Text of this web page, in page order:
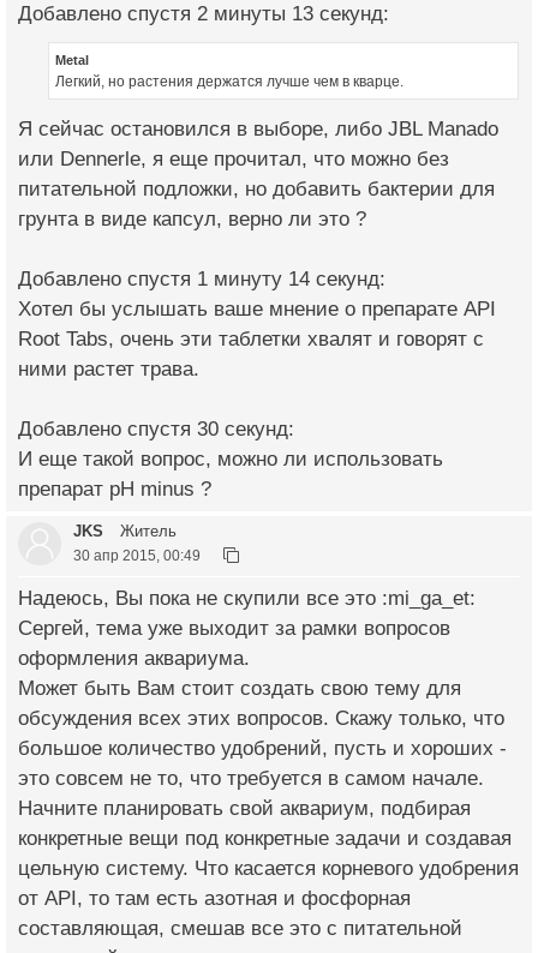
Добавлено спустя 2 минуты 13 секунд:
Metal
Легкий, но растения держатся лучше чем в кварце.
Я сейчас остановился в выборе, либо JBL Manado
или Dennerle, я еще прочитал, что можно без
питательной подложки, но добавить бактерии для
грунта в виде капсул, верно ли это ?
Добавлено спустя 1 минуту 14 секунд:
Хотел бы услышать ваше мнение о препарате API
Root Tabs, очень эти таблетки хвалят и говорят с
ними растет трава.
Добавлено спустя 30 секунд:
И еще такой вопрос, можно ли использовать
препарат pH minus ?
JKS Житель
30 апр 2015, 00:49
Надеюсь, Вы пока не скупили все это :mi_ga_et:
Сергей, тема уже выходит за рамки вопросов
оформления аквариума.
Может быть Вам стоит создать свою тему для
обсуждения всех этих вопросов. Скажу только, что
большое количество удобрений, пусть и хороших -
это совсем не то, что требуется в самом начале.
Начните планировать свой аквариум, подбирая
конкретные вещи под конкретные задачи и создавая
цельную систему. Что касается корневого удобрения
от API, то там есть азотная и фосфорная
составляющая, смешав все это с питательной